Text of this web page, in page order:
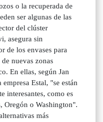
o la recuperada de
ser algunas de las
del clúster
asegura sin
de los envases para
nuevas zonas
En ellas, según Jan
Estal, "se están
interesantes, como es
Oregón o Washington".
más